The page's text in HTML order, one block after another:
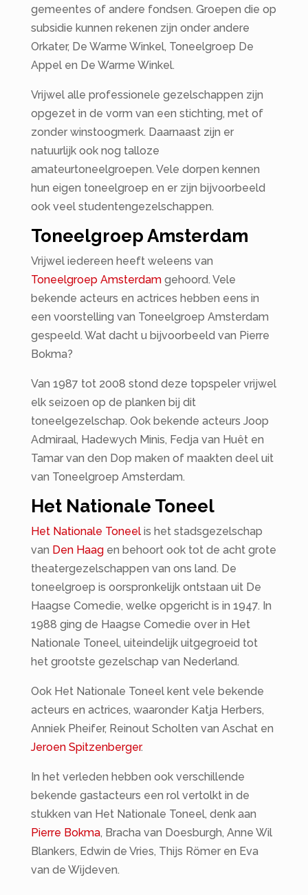
gemeentes of andere fondsen. Groepen die op
subsidie kunnen rekenen zijn onder andere
Orkater, De Warme Winkel, Toneelgroep De
Appel en De Warme Winkel.
Vrijwel alle professionele gezelschappen zijn
opgezet in de vorm van een stichting, met of
zonder winstoogmerk. Daarnaast zijn er
natuurlijk ook nog talloze
amateurtoneelgroepen. Vele dorpen kennen
hun eigen toneelgroep en er zijn bijvoorbeeld
ook veel studentengezelschappen.
Toneelgroep Amsterdam
Vrijwel iedereen heeft weleens van
Toneelgroep Amsterdamgehoord. Vele
bekende acteurs en actrices hebben eens in
een voorstelling van Toneelgroep Amsterdam
gespeeld. Wat dacht u bijvoorbeeld van Pierre
Bokma?
Van 1987 tot 2008 stond deze topspeler vrijwel
elk seizoen op de planken bij dit
toneelgezelschap. Ook bekende acteurs Joop
Admiraal, Hadewych Minis, Fedja van Huêt en
Tamar van den Dop maken of maakten deel uit
van Toneelgroep Amsterdam.
Het Nationale Toneel
Het Nationale Toneelis het stadsgezelschap
van Den Haagen behoort ook tot de acht grote
theatergezelschappen van ons land. De
toneelgroep is oorspronkelijk ontstaan uit De
Haagse Comedie, welke opgericht is in 1947. In
1988 ging de Haagse Comedie over in Het
Nationale Toneel, uiteindelijk uitgegroeid tot
het grootste gezelschap van Nederland.
Ook Het Nationale Toneel kent vele bekende
acteurs en actrices, waaronder Katja Herbers,
Anniek Pheifer, Reinout Scholten van Aschat en
Jeroen Spitzenberger.
In het verleden hebben ook verschillende
bekende gastacteurs een rol vertolkt in de
stukken van Het Nationale Toneel, denk aan
Pierre Bokma, Bracha van Doesburgh, Anne Wil
Blankers, Edwin de Vries, Thijs Römer en Eva
van de Wijdeven.